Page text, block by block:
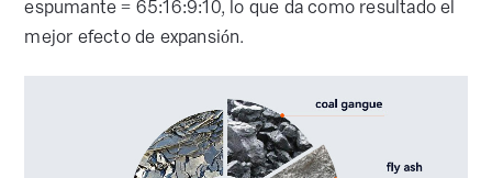
espumante = 65:16:9:10, lo que da como resultado el
mejor efecto de expansión.